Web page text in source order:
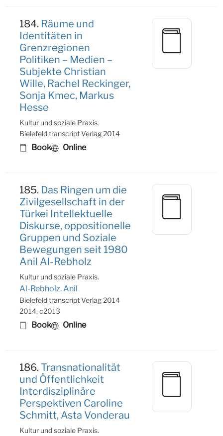
184. Räume und
Identitäten in
Grenzregionen
Politiken – Medien –
Subjekte Christian
Wille, Rachel Reckinger,
Sonja Kmec, Markus
Hesse
Kultur und soziale Praxis.
Bielefeld transcript Verlag 2014
Book Online
185. Das Ringen um die
Zivilgesellschaft in der
Türkei Intellektuelle
Diskurse, oppositionelle
Gruppen und Soziale
Bewegungen seit 1980
Anil Al-Rebholz
Kultur und soziale Praxis.
Al-Rebholz, Anil
Bielefeld transcript Verlag 2014
2014, c2013
Book Online
186.Transnationalität
und Öffentlichkeit
Interdisziplinäre
Perspektiven Caroline
Schmitt, Asta Vonderau
Kultur und soziale Praxis.